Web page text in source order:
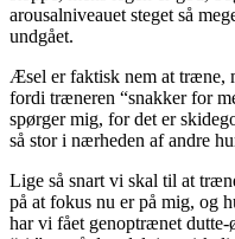
arousalniveauet steget så
undgået.
Æsel er faktisk nem at træne,
fordi træneren “snakker for
spørger mig, for det er
så stor i nærheden af andre
Lige så snart vi skal til at
på at fokus nu er på mig, og
har vi fået genoptrænet dutte-